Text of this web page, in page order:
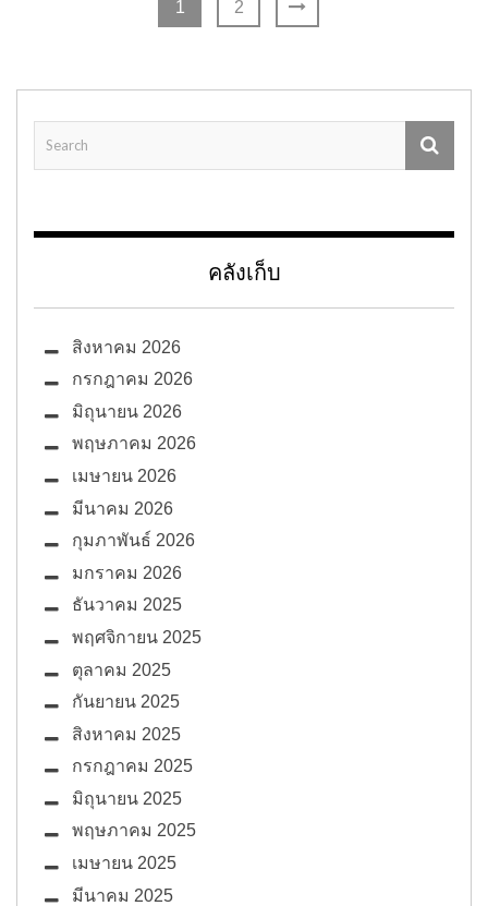
1 2
คลังเก็บ
สิงหาคม 2026
กรกฎาคม 2026
มิถุนายน 2026
พฤษภาคม 2026
เมษายน 2026
มีนาคม 2026
กุมภาพันธ์ 2026
มกราคม 2026
ธันวาคม 2025
พฤศจิกายน 2025
ตุลาคม 2025
กันยายน 2025
สิงหาคม 2025
กรกฎาคม 2025
มิถุนายน 2025
พฤษภาคม 2025
เมษายน 2025
มีนาคม 2025